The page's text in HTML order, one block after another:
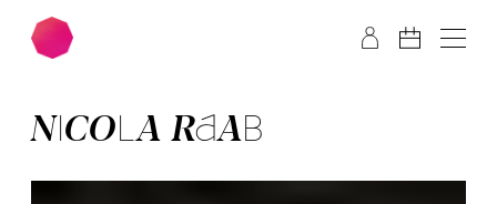
Zum Hauptinhalt springen Zum Footer springen
NICOLA RAAB